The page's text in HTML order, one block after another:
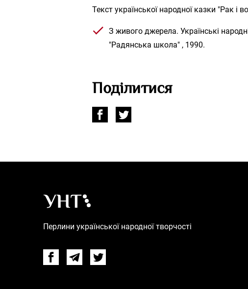
Текст української народної казки "Рак і
З живого джерела. Українські
"Радянська школа" , 1990.
Поділитися
Перлини української народної творчості
FacebookTelegramTwitter